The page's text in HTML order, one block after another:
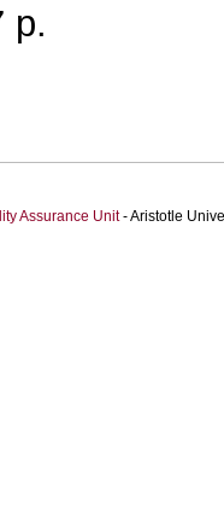
p.
Assurance Unit- Aristotle